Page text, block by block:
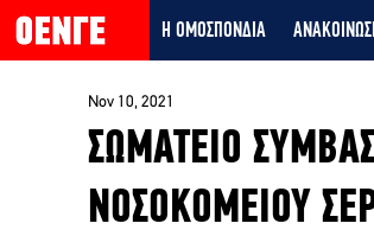
Η ΟΜΟΣΠΟΝΔΙΑ
ΣΩΜΑΤΕΙΟ
ΝΟΣΟΚΟΜΕΙΟΥ
Nov 10, 2021